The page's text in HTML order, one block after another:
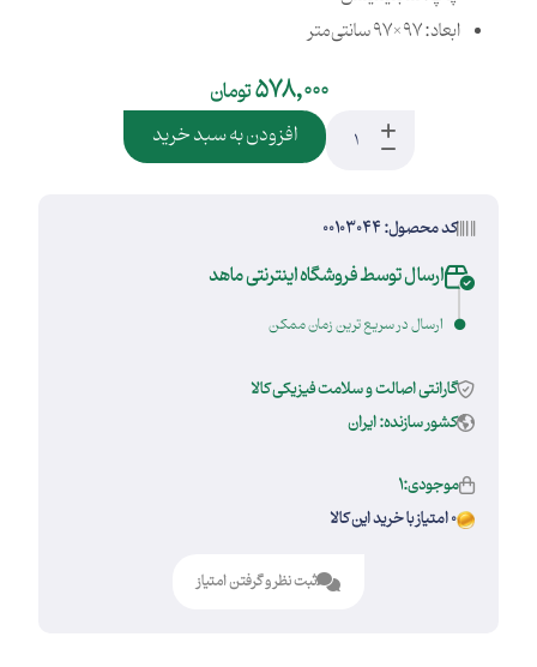
ابعاد: 97×97 سانتی‌متر
578,000تومان
افزودن به سبد خرید
کد محصول: 00103044
ارسال توسط فروشگاه اینترنتی ماهد
ارسال در سریع ترین زمان ممکن
گارانتی اصالت و سلامت فیزیکی کالا
کشور سازنده: ایران
موجودی:1
0 امتیاز با خرید این کالا
ثبت نظر و گرفتن امتیاز